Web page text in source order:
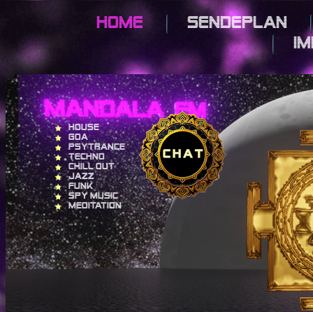
Home
Sendeplan
House
Goa
Psytrance
Techno
Chill out
Jazz
Funk
Spy Music
Meditation